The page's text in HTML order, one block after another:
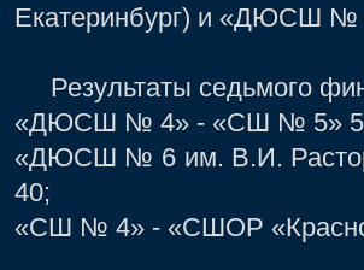
Екатеринбург) и «ДЮСШ №
Результаты седьмого
«ДЮСШ № 4» - «СШ № 5»
«ДЮСШ № 6 им. В.И.
40;
«СШ № 4» - «СШОР